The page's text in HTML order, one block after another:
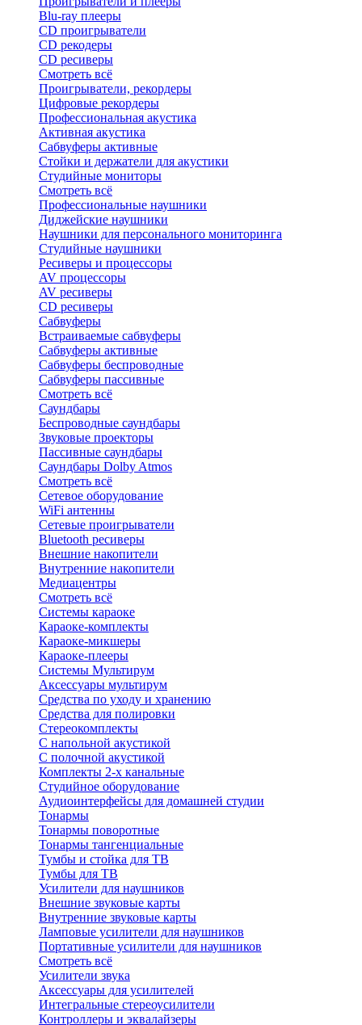
Blu-ray плееры
CD проигрыватели
CD рекодеры
CD ресиверы
Смотреть всё
Проигрыватели, рекордеры
Цифровые рекордеры
Профессиональная акустика
Активная акустика
Сабвуферы активные
Стойки и держатели для акустики
Студийные мониторы
Смотреть всё
Профессиональные наушники
Диджейские наушники
Наушники для персонального мониторинга
Студийные наушники
Ресиверы и процессоры
AV процессоры
AV ресиверы
CD ресиверы
Сабвуферы
Встраиваемые сабвуферы
Сабвуферы активные
Сабвуферы беспроводные
Сабвуферы пассивные
Смотреть всё
Саундбары
Беспроводные саундбары
Звуковые проекторы
Пассивные саундбары
Саундбары Dolby Atmos
Смотреть всё
Сетевое оборудование
WiFi антенны
Сетевые проигрыватели
Bluetooth ресиверы
Внешние накопители
Внутренние накопители
Медиацентры
Смотреть всё
Системы караоке
Караоке-комплекты
Караоке-микшеры
Караоке-плееры
Системы Мультирум
Аксессуары мультирум
Средства по уходу и хранению
Средства для полировки
Стереокомплекты
C напольной акустикой
C полочной акустикой
Комплекты 2-х канальные
Студийное оборудование
Аудиоинтерфейсы для домашней студии
Тонармы
Тонармы поворотные
Тонармы тангенциальные
Тумбы и стойка для ТВ
Тумбы для ТВ
Усилители для наушников
Внешние звуковые карты
Внутренние звуковые карты
Ламповые усилители для наушников
Портативные усилители для наушников
Смотреть всё
Усилители звука
Аксессуары для усилителей
Интегральные стереоусилители
Контроллеры и эквалайзеры